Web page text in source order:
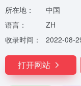
所在地：
中国
语言：
ZH
收录时间：
2022-08-
打开网站